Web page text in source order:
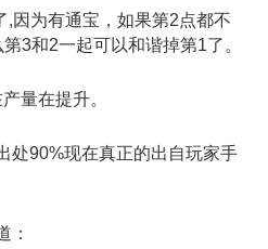
为有通宝，如果第2点都不
3和2一起可以和谐掉第1了。
量在提升。
90%现在真正的出自玩家手